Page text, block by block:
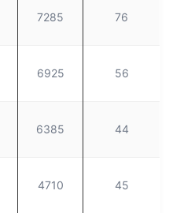
7285 76
6925 56
6385 44
4710 45